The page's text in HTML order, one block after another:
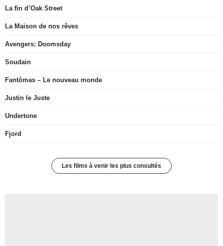
La fin d’Oak Street
La Maison de nos rêves
Avengers: Doomsday
Soudain
Fantômas – Le nouveau monde
Justin le Juste
Undertone
Fjord
Les films à venir les plus consultés